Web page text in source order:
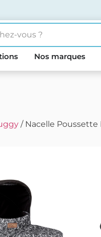
Nos marques
/ Nacelle